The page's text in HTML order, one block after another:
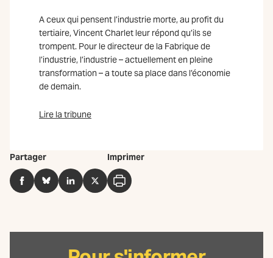
A ceux qui pensent l’industrie morte, au profit du
tertiaire, Vincent Charlet leur répond qu’ils se
trompent. Pour le directeur de la Fabrique de
l’industrie, l’industrie – actuellement en pleine
transformation – a toute sa place dans l’économie
de demain.
Lire la tribune
Partager
FacebookBlueSkyLinkedInTwitter
Imprimer
Imprimer